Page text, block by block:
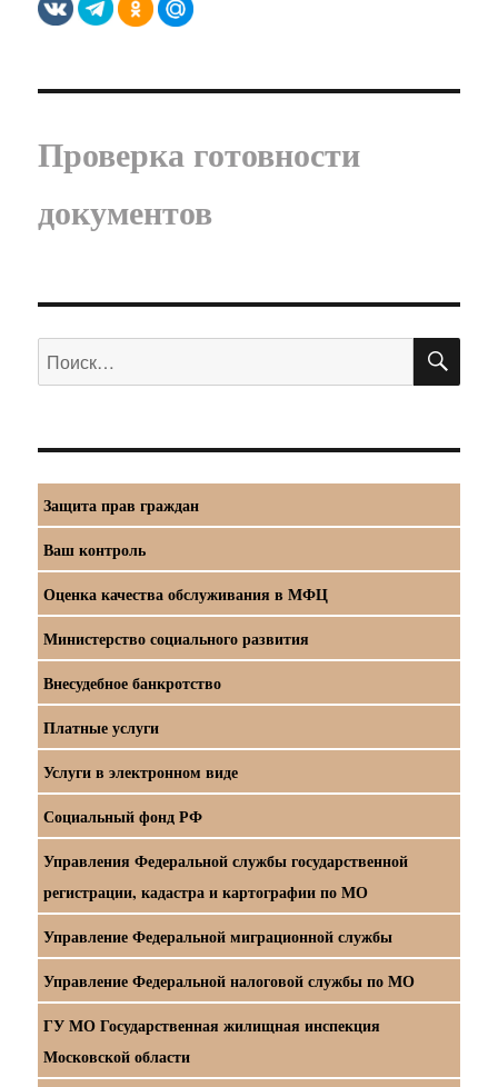
Проверка готовности
документов
Искать:
Защита прав граждан
Ваш контроль
Оценка качества обслуживания в МФЦ
Министерство социального развития
Внесудебное банкротство
Платные услуги
Услуги в электронном виде
Социальный фонд РФ
Управления Федеральной службы государственной
регистрации, кадастра и картографии по МО
Управление Федеральной миграционной службы
Управление Федеральной налоговой службы по МО
ГУ МО Государственная жилищная инспекция
Московской области